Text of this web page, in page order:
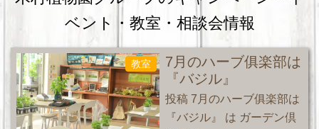
ベント・教室・相談会情報
教室
7月のハーブ俱楽部は
『バジル』
投稿 7月のハーブ俱楽部は
『バジル』 は ガーデン倶